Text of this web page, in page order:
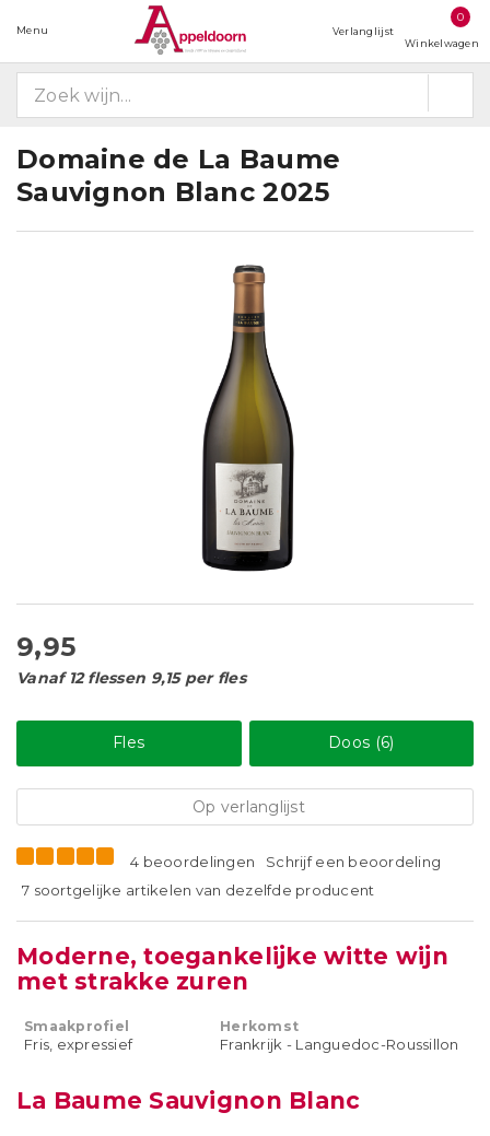
Menu Verlanglijst
0
Winkelwagen
Domaine de La Baume
Sauvignon Blanc 2025
9,95
Vanaf 12 flessen 9,15 per fles
Fles Doos (6)
Op verlanglijst
4 beoordelingen
Schrijf een beoordeling
7 soortgelijke artikelen van dezelfde producent
Moderne, toegankelijke witte wijn
met strakke zuren
Smaakprofiel
Fris, expressief
Herkomst
Frankrijk - Languedoc-Roussillon
La Baume Sauvignon Blanc